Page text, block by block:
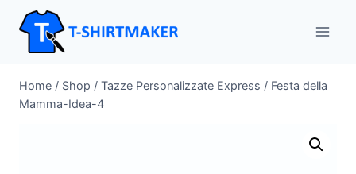
Salta
contenuto
Home / Shop / Tazze Personalizzate Express / Festa della
Mamma-Idea-4